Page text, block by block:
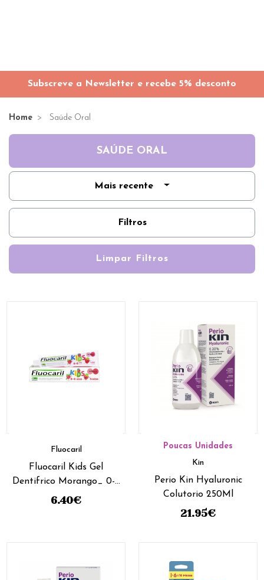
Subscreve a Newsletter e recebe 5% desconto
Home Saúde Oral
SAÚDE ORAL
Mais recente
Filtros
Limpar Filtros
Fluocaril
Fluocaril Kids Gel
Dentifrico Morango_ 0-6
Anos - 75ml
6.40€
Poucas Unidades
Kin
Perio Kin Hyaluronic
Colutorio 250Ml
21.95€